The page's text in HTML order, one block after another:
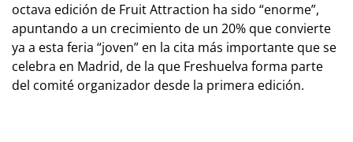
octava edición de Fruit Attraction ha sido “enorme”,
apuntando a un crecimiento de un 20% que convierte
ya a esta feria “joven” en la cita más importante que se
celebra en Madrid, de la que Freshuelva forma parte
del comité organizador desde la primera edición.